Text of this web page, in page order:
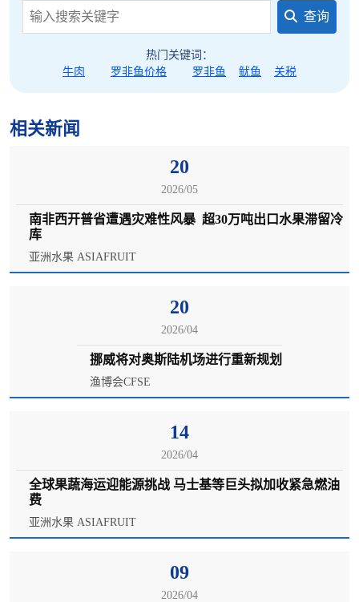
查询
热门关键词：
牛肉
罗非鱼价格 罗非鱼 鱿鱼 关税
相关新闻
20
2026/05
南非西开普省遭遇灾难性风暴 超30万吨出口水果滞留冷
库
亚洲水果 ASIAFRUIT
20
2026/04
挪威将对奥斯陆机场进行重新规划
渔博会CFSE
14
2026/04
全球果蔬海运迎能源挑战 马士基等巨头拟加收紧急燃油
费
亚洲水果 ASIAFRUIT
09
2026/04